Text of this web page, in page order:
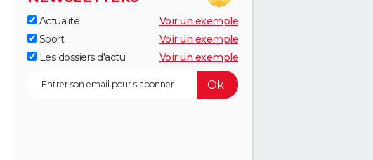
Actualité
Voir un exemple
Sport
Voir un exemple
Les dossiers d'actu
Voir un exemple